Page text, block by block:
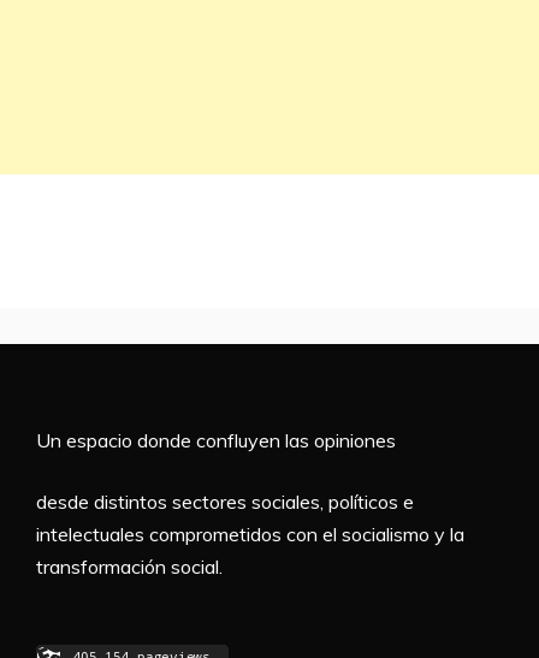
Un espacio donde confluyen las opiniones
desde distintos sectores sociales, políticos e
intelectuales comprometidos con el socialismo y la
transformación social.